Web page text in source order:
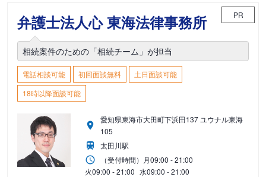
弁護士法人心 東海法律事務所 PR
相続案件のための「相続チーム」が担当
電話相談可能 初回面談無料
土日面談可能
18時以降面談可能
愛知県東海市大田町下浜田137 ユウナル東海
105
太田川駅
（受付時間） 月09:00 - 21:00
火09:00 - 21:00 水09:00 - 21:00